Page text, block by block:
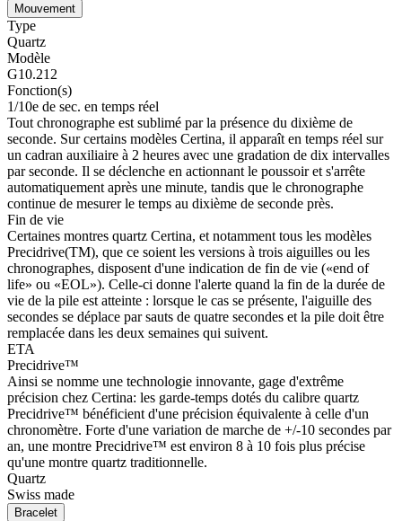
Mouvement
Type
Quartz
Modèle
G10.212
Fonction(s)
1/10e de sec. en temps réel
Tout chronographe est sublimé par la présence du dixième de
seconde. Sur certains modèles Certina, il apparaît en temps réel sur
un cadran auxiliaire à 2 heures avec une gradation de dix intervalles
par seconde. Il se déclenche en actionnant le poussoir et s'arrête
automatiquement après une minute, tandis que le chronographe
continue de mesurer le temps au dixième de seconde près.
Fin de vie
Certaines montres quartz Certina, et notamment tous les modèles
Precidrive(TM), que ce soient les versions à trois aiguilles ou les
chronographes, disposent d'une indication de fin de vie («end of
life» ou «EOL»). Celle-ci donne l'alerte quand la fin de la durée de
vie de la pile est atteinte : lorsque le cas se présente, l'aiguille des
secondes se déplace par sauts de quatre secondes et la pile doit être
remplacée dans les deux semaines qui suivent.
ETA
Precidrive™
Ainsi se nomme une technologie innovante, gage d'extrême
précision chez Certina: les garde-temps dotés du calibre quartz
Precidrive™ bénéficient d'une précision équivalente à celle d'un
chronomètre. Forte d'une variation de marche de +/-10 secondes par
an, une montre Precidrive™ est environ 8 à 10 fois plus précise
qu'une montre quartz traditionnelle.
Quartz
Swiss made
Bracelet